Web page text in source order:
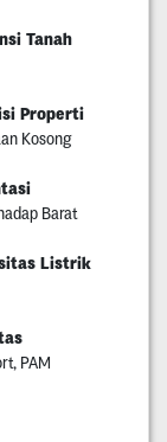
Tanah
Properti
Kosong
Barat
Listrik
PAM